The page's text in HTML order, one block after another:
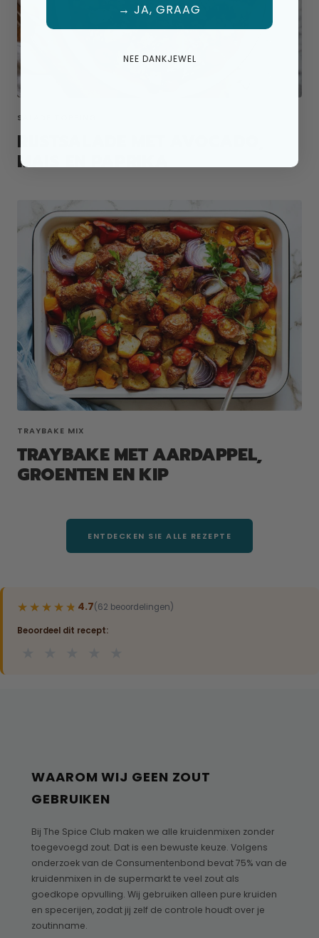
SALADE TOPPING
RIJSTSALADE MET AVOCADO,
MAIS EN PAPRIKA
TRAYBAKE MIX
TRAYBAKE MET AARDAPPEL,
GROENTEN EN KIP
ENTDECKEN SIE ALLE REZEPTE
★★★★★
★★★★★ 4.7(62 beoordelingen)
Beoordeel dit recept:
WAAROM WIJ GEEN ZOUT
GEBRUIKEN
Bij The Spice Club maken we alle kruidenmixen zonder
toegevoegd zout. Dat is een bewuste keuze. Volgens
onderzoek van de Consumentenbond bevat 75% van de
kruidenmixen in de supermarkt te veel zout als
goedkope opvulling. Wij gebruiken alleen pure kruiden
en specerijen, zodat jij zelf de controle houdt over je
zoutinname.
→ JA, GRAAG
NEE DANKJEWEL